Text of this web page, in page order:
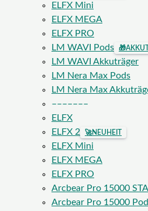
ELFX Mini
ELFX MEGA
ELFX PRO
LM WAVI Pods
🎁
LM WAVI Akkuträger
LM Nera Max Pods
LM Nera Max
–––––––
ELFX
ELFX 2
🚀NEUHEIT
ELFX Mini
ELFX MEGA
ELFX PRO
Arcbear Pro 15000
Arcbear Pro 15000